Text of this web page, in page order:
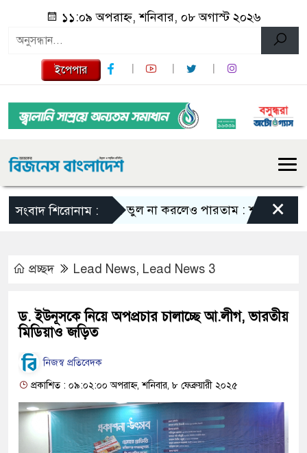
১১:০৯ অপরাহ্ন, শনিবার, ০৮ অগাস্ট ২০২৬
ইপেপার
সংবাদ শিরোনাম :এমন ভুল না করলেও পারতাম : শাকিব খান ×
প্রচ্ছদ Lead News, Lead News 3
ড. ইউনূসকে নিয়ে অপপ্রচার চালাচ্ছে আ.লীগ, ভারতীয়
মিডিয়াও জড়িত
নিজস্ব প্রতিবেদক
প্রকাশিত : ০৯:০২:০০ অপরাহ্ন, শনিবার, ৮ ফেব্রুয়ারী ২০২৫